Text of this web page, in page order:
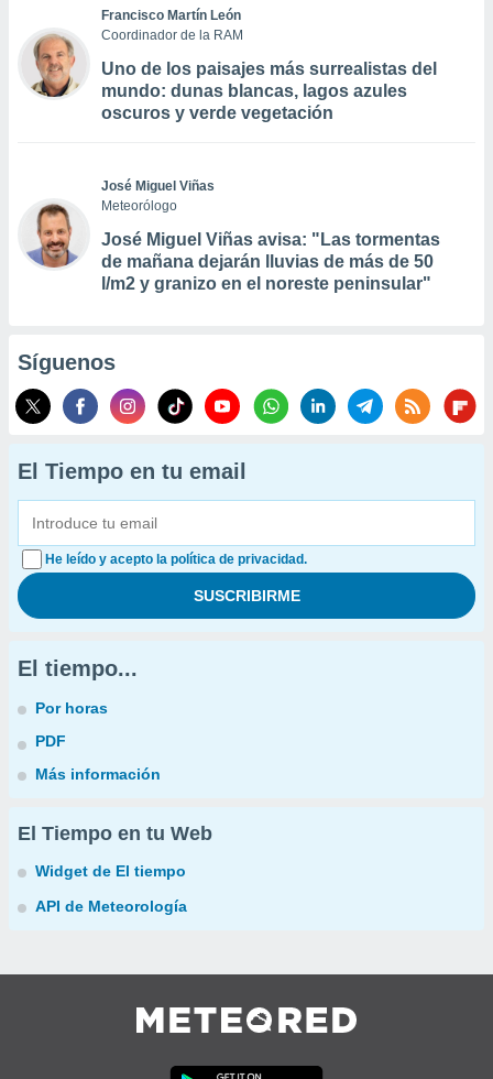
Francisco Martín León
Coordinador de la RAM
Uno de los paisajes más surrealistas del
mundo: dunas blancas, lagos azules
oscuros y verde vegetación
José Miguel Viñas
Meteorólogo
José Miguel Viñas avisa: "Las tormentas
de mañana dejarán lluvias de más de 50
l/m2 y granizo en el noreste peninsular"
Síguenos
El Tiempo en tu email
He leído y acepto la política de privacidad.
El tiempo...
Por horas
PDF
Más información
El Tiempo en tu Web
Widget de El tiempo
API de Meteorología